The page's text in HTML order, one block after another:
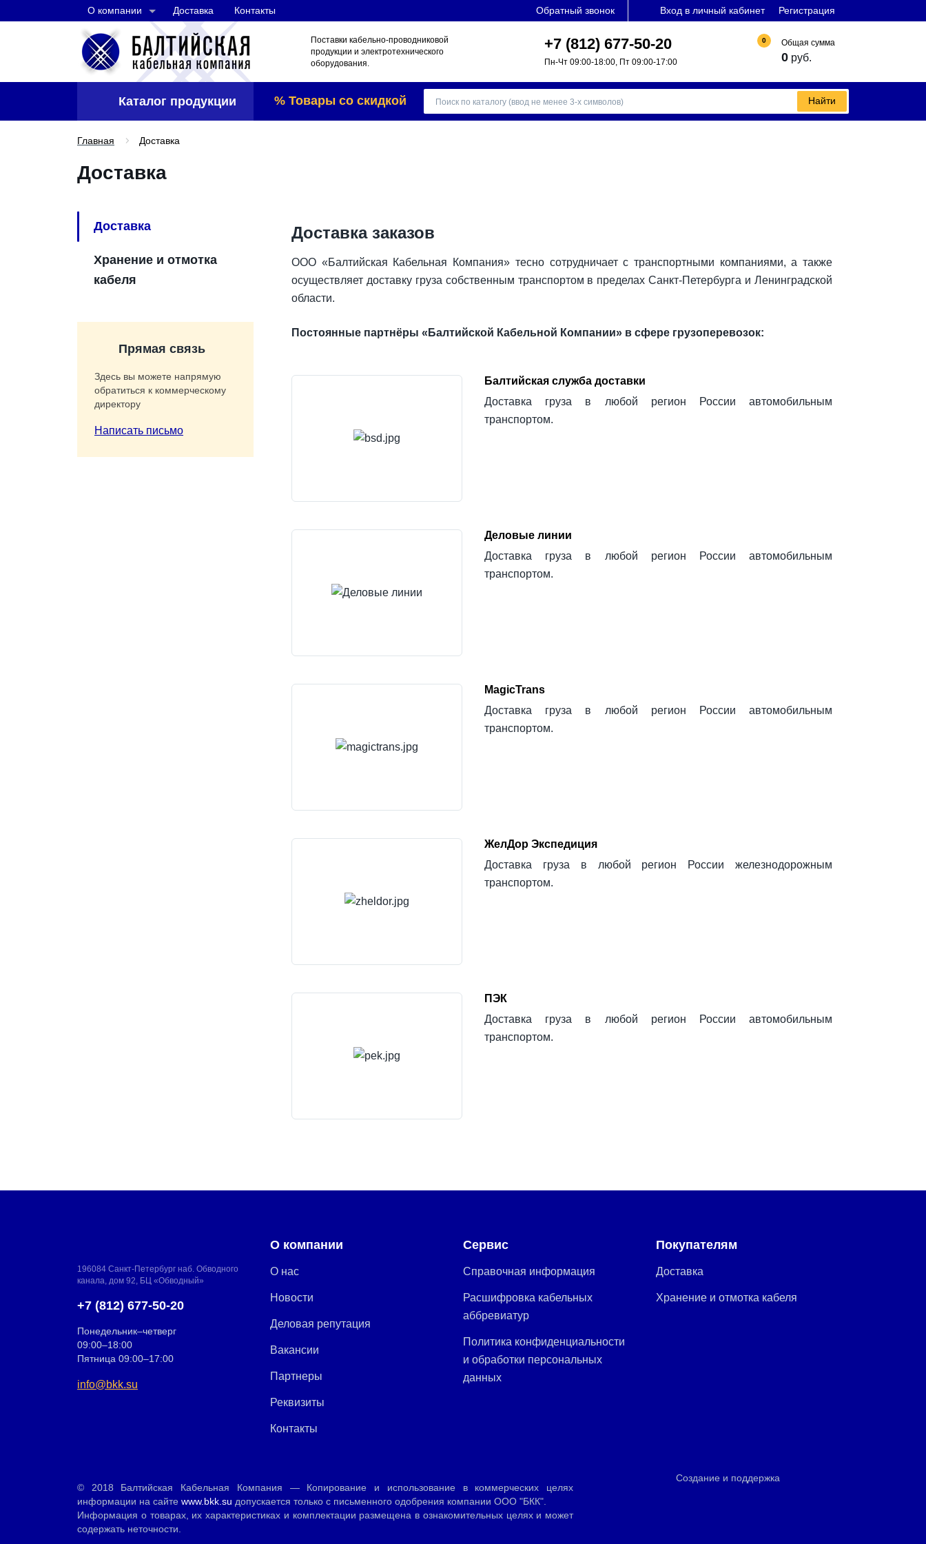
О компании Доставка Контакты Обратный звонок Вход в личный кабинет Регистрация
Поставки кабельно-проводниковой
продукции и электротехнического
оборудования.
+7 (812) 677-50-20
Пн-Чт 09:00-18:00, Пт 09:00-17:00
0 Общая сумма
0 руб.
Каталог продукции % Товары со скидкой Найти
Главная Доставка
Доставка
Доставка
Хранение и отмотка
кабеля
Прямая связь
Здесь вы можете напрямую
обратиться к коммерческому
директору
Написать письмо
Доставка заказов
ООО «Балтийская Кабельная Компания» тесно сотрудничает с транспортными компаниями, а также
осуществляет доставку груза собственным транспортом в пределах Санкт-Петербурга и Ленинградской
области.
Постоянные партнёры «Балтийской Кабельной Компании» в сфере грузоперевозок:
Балтийская служба доставки
Доставка груза в любой регион России автомобильным
транспортом.
Деловые линии
Доставка груза в любой регион России автомобильным
транспортом.
MagicTrans
Доставка груза в любой регион России автомобильным
транспортом.
ЖелДор Экспедиция
Доставка груза в любой регион России железнодорожным
транспортом.
ПЭК
Доставка груза в любой регион России автомобильным
транспортом.
196084 Санкт-Петербург наб. Обводного
канала, дом 92, БЦ «Обводный»
+7 (812) 677-50-20
Понедельник–четверг
09:00–18:00
Пятница 09:00–17:00
info@bkk.su
О компании
О нас
Новости
Деловая репутация
Вакансии
Партнеры
Реквизиты
Контакты
Сервис
Справочная информация
Расшифровка кабельных
аббревиатур
Политика конфиденциальности
и обработки персональных
данных
Покупателям
Доставка
Хранение и отмотка кабеля
© 2018 Балтийская Кабельная Компания — Копирование и использование в коммерческих целях
информации на сайте www.bkk.su допускается только с письменного одобрения компании ООО "БКК".
Информация о товарах, их характеристиках и комплектации размещена в ознакомительных целях и может
содержать неточности.
Создание и поддержка